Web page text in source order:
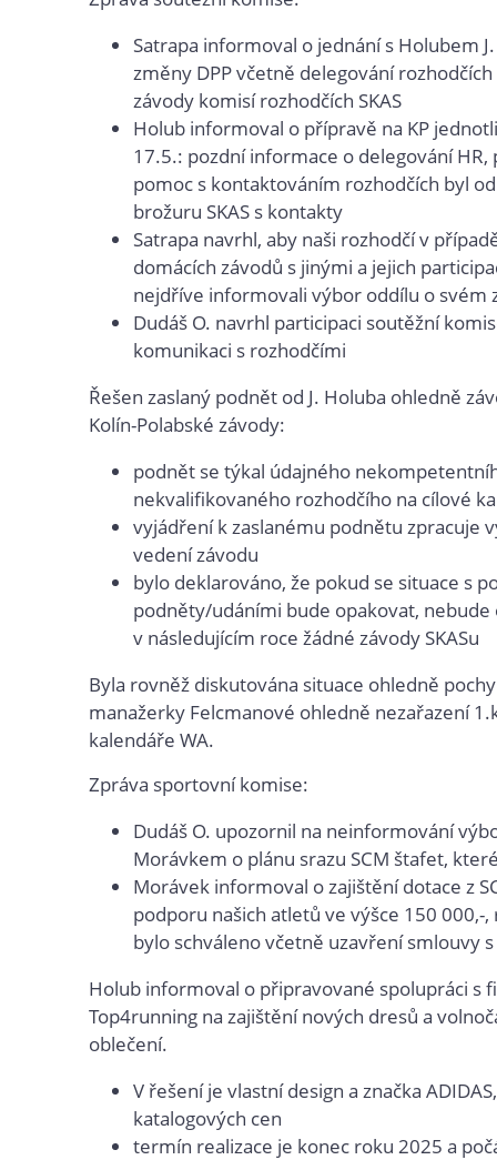
Satrapa informoval o jednání s Holubem
změny DPP včetně delegování rozhodčích
závody komisí rozhodčích SKAS
Holub informoval o přípravě na KP
17.5.: pozdní informace o delegování HR,
pomoc s kontaktováním rozhodčích byl
brožuru SKAS s kontakty
Satrapa navrhl, aby naši rozhodčí v
domácích závodů s jinými a jejich
nejdříve informovali výbor oddílu o svém
Dudáš O. navrhl participaci soutěžní
komunikaci s rozhodčími
Řešen zaslaný podnět od J. Holuba ohledně
Kolín-Polabské závody:
podnět se týkal údajného
nekvalifikovaného rozhodčího na cílové
vyjádření k zaslanému podnětu zpracuje
vedení závodu
bylo deklarováno, že pokud se situace s
podněty/udáními bude opakovat, nebude
v následujícím roce žádné závody SKASu
Byla rovněž diskutována situace ohledně
manažerky Felcmanové ohledně nezařazení
kalendáře WA.
Zpráva sportovní komise:
Dudáš O. upozornil na neinformování
Morávkem o plánu srazu SCM štafet,
Morávek informoval o zajištění dotace z
podporu našich atletů ve výšce 150 000,-
bylo schváleno včetně uzavření smlouvy s
Holub informoval o připravované spolupráci s
Top4running na zajištění nových dresů a
oblečení.
V řešení je vlastní design a značka
katalogových cen
termín realizace je konec roku 2025 a